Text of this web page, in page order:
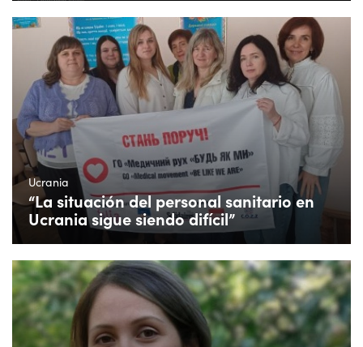
Ucrania
“La situación del personal sanitario en
Ucrania sigue siendo difícil”